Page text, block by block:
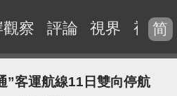
觀察 評論 視界 視頻
简
”客運航線11日雙向停航